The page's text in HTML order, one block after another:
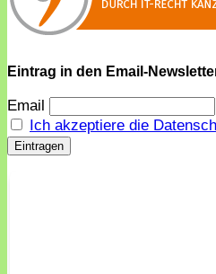
Eintrag in den Email-
Email
Ich akzeptiere die